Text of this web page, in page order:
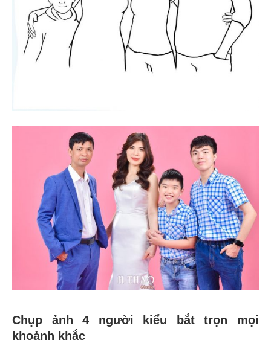
Chụp ảnh 4 người kiểu bắt trọn mọi
khoảnh khắc